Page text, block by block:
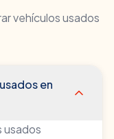
vehículos usados
en
usados